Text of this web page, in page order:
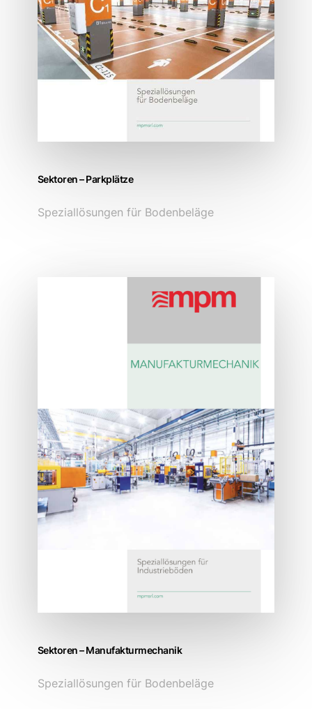
Sektoren – Parkplätze
Speziallösungen für Bodenbeläge
Sektoren – Manufakturmechanik
Speziallösungen für Bodenbeläge